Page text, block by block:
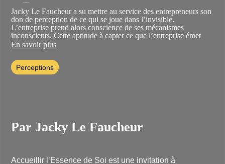
Jacky Le Faucheur a su mettre au service des entrepreneurs son
don de perception de ce qui se joue dans l’invisible.
L’entreprise prend alors conscience de ses mécanismes
inconscients. Cette aptitude à capter ce que l’entreprise émet
dans l’invisible permet à Jacky Le Faucheur de tirer le fil, et de
comprendre ce qui bloque chez les individus qui la compose.
Il enseigne aussi à l’IFAT, une école supérieure d’architecture
intérieure. Il y éveille les élèves aux notions de bienveillance,
En savoir plus
Perceptions
Par Jacky Le Faucheur
Accueillir l’Essence de Soi est une invitation à